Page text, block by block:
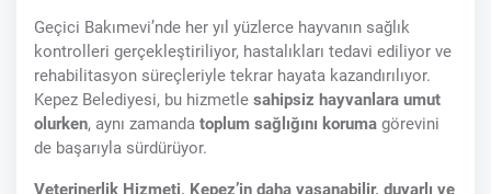
Geçici Bakımevi’nde her yıl yüzlerce hayvanın sağlık
kontrolleri gerçekleştiriliyor, hastalıkları tedavi ediliyor ve
rehabilitasyon süreçleriyle tekrar hayata kazandırılıyor.
Kepez Belediyesi, bu hizmetle sahipsiz hayvanlara umut
olurken, aynı zamanda toplum sağlığını koruma görevini
de başarıyla sürdürüyor.
Veterinerlik Hizmeti, Kepez’in daha yaşanabilir, duyarlı ve